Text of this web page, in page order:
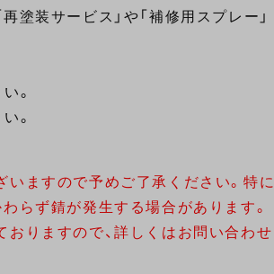
装サービス」や「補修用スプレー」
。
。
ますので予めご了承ください。特に
らず錆が発生する場合があります。
りますので、詳しくはお問い合わせ